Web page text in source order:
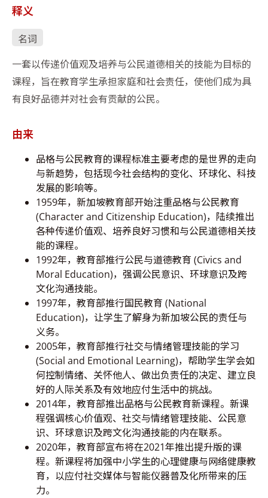
释义
名词
一套以传递价值观及培养与公民道德相关的技能为目标的
课程，旨在教育学生承担家庭和社会责任，使他们成为具
有良好品德并对社会有贡献的公民。
由来
品格与公民教育的课程标准主要考虑的是世界的走向
与新趋势，包括现今社会结构的变化、环球化、科技
发展的影响等。
1959年，新加坡教育部开始注重品格与公民教育
(Character and Citizenship Education)，陆续推出
各种传递价值观、培养良好习惯和与公民道德相关技
能的课程。
1992年，教育部推行公民与道德教育 (Civics and
Moral Education)，强调公民意识、环球意识及跨
文化沟通技能。
1997年，教育部推行国民教育 (National
Education)，让学生了解身为新加坡公民的责任与
义务。
2005年，教育部推行社交与情绪管理技能的学习
(Social and Emotional Learning)，帮助学生学会如
何控制情绪、关怀他人、做出负责任的决定、建立良
好的人际关系及有效地应付生活中的挑战。
2014年，教育部推出品格与公民教育新课程。新课
程强调核心价值观、社交与情绪管理技能、公民意
识、环球意识及跨文化沟通技能的内在联系。
2020年，教育部宣布将在2021年推出提升版的课
程。新课程将加强中小学生的心理健康与网络健康教
育，以应付社交媒体与智能仪器普及化所带来的压
力。